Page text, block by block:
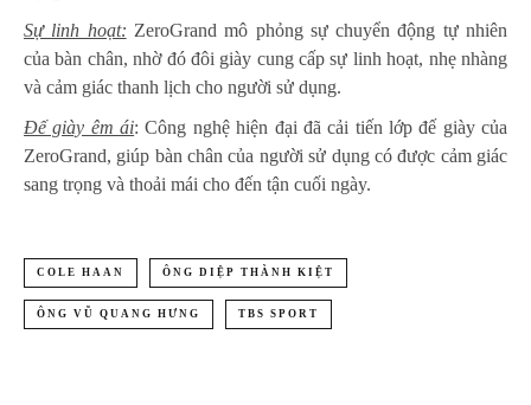
Sự linh hoạt: ZeroGrand mô phỏng sự chuyển động tự nhiên
của bàn chân, nhờ đó đôi giày cung cấp sự linh hoạt, nhẹ nhàng
và cảm giác thanh lịch cho người sử dụng.
Đế giày êm ái: Công nghệ hiện đại đã cải tiến lớp đế giày của
ZeroGrand, giúp bàn chân của người sử dụng có được cảm giác
sang trọng và thoải mái cho đến tận cuối ngày.
COLE HAAN ÔNG DIỆP THÀNH KIỆT
ÔNG VŨ QUANG HƯNG TBS SPORT